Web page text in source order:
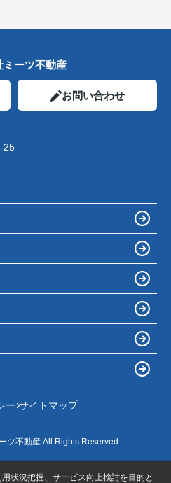
ミーツ不動産
お問い合わせ
25
ー サイトマップ
ツ不動産 All Rights Reserved.
状況把握、サービス向上検討を目的と